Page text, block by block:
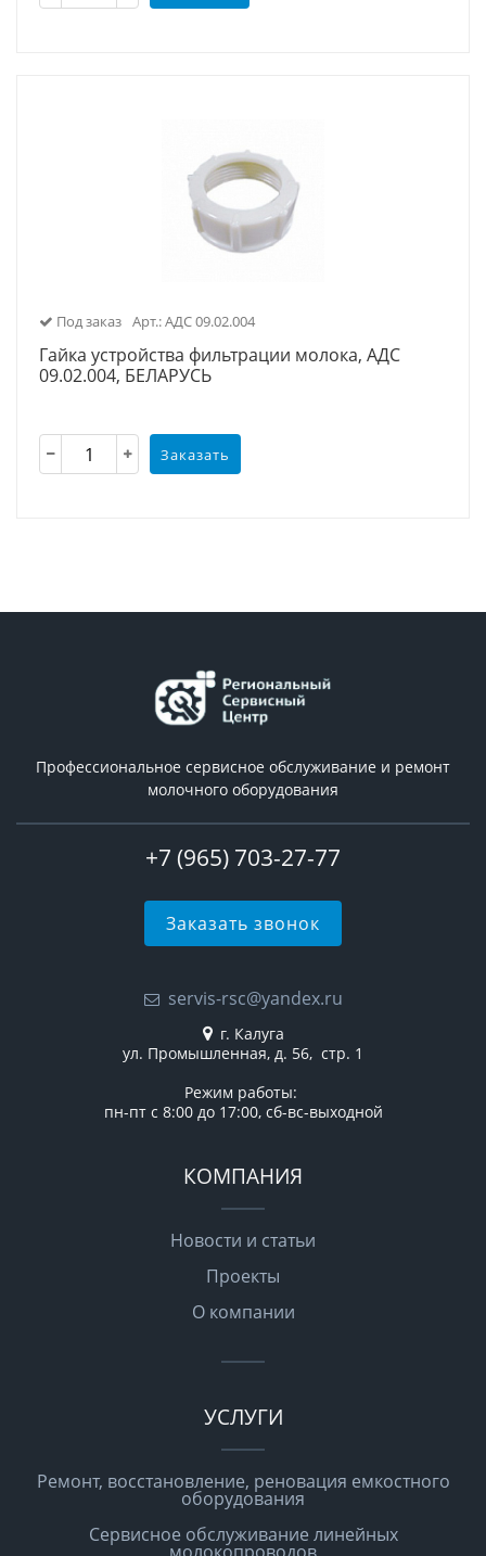
Под заказ Арт.: АДС 09.02.004
Гайка устройства фильтрации молока, АДС
09.02.004, БЕЛАРУСЬ
Заказать
Профессиональное сервисное обслуживание и ремонт
молочного оборудования
+7 (965) 703-27-77
Заказать звонок
servis-rsc@yandex.ru
г. Калуга
ул. Промышленная, д. 56, стр. 1
Режим работы:
пн-пт с 8:00 до 17:00, сб-вс-выходной
КОМПАНИЯ
Новости и статьи
Проекты
О компании
УСЛУГИ
Ремонт, восстановление, реновация емкостного
оборудования
Сервисное обслуживание линейных